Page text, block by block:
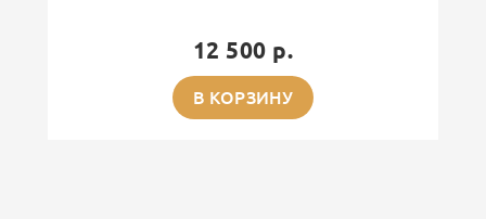
12 500 р.
В КОРЗИНУ